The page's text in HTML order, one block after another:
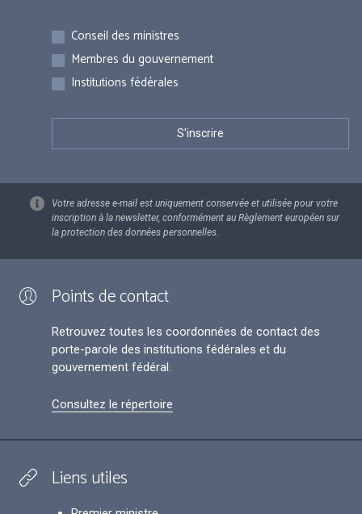
Inscriptions
Conseil des ministres
Membres du gouvernement
Institutions fédérales
Votre adresse e-mail est uniquement conservée et utilisée pour votre
inscription à la newsletter, conformément au Règlement européen sur
la protection des données personnelles.
Points de contact
Retrouvez toutes les coordonnées de contact des
porte-parole des institutions fédérales et du
gouvernement fédéral.
Consultez le répertoire
Liens utiles